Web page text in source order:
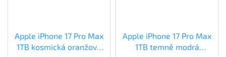
Apple iPhone 17 Pro Max
1TB kosmická oranžová
Apple iPhone 17 Pro Max
1TB temně modrá